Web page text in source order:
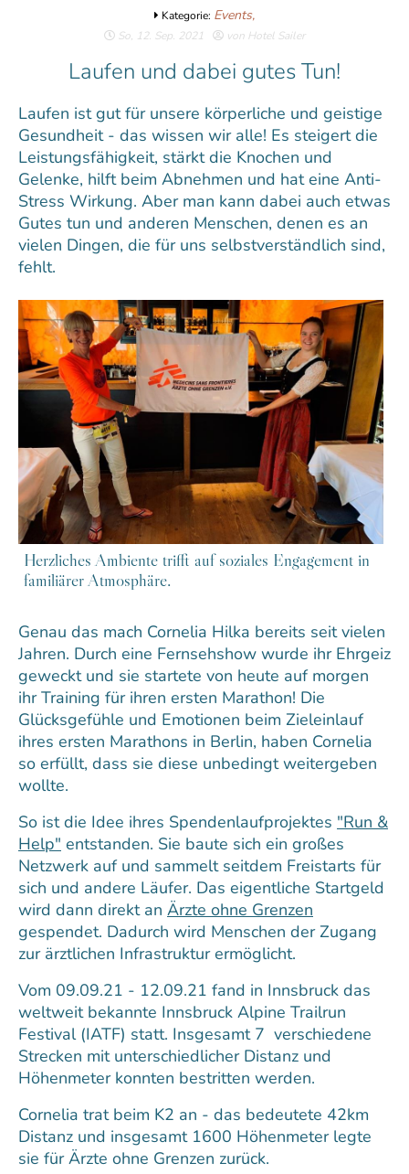
Kategorie: Events,
So, 12. Sep. 2021 von Hotel Sailer
Laufen und dabei gutes Tun!
Laufen ist gut für unsere körperliche und geistige
Gesundheit - das wissen wir alle! Es steigert die
Leistungsfähigkeit, stärkt die Knochen und
Gelenke, hilft beim Abnehmen und hat eine Anti-
Stress Wirkung. Aber man kann dabei auch etwas
Gutes tun und anderen Menschen, denen es an
vielen Dingen, die für uns selbstverständlich sind,
fehlt.
Herzliches Ambiente trifft auf soziales Engagement in
familiärer Atmosphäre.
Genau das mach Cornelia Hilka bereits seit vielen
Jahren. Durch eine Fernsehshow wurde ihr Ehrgeiz
geweckt und sie startete von heute auf morgen
ihr Training für ihren ersten Marathon! Die
Glücksgefühle und Emotionen beim Zieleinlauf
ihres ersten Marathons in Berlin, haben Cornelia
so erfüllt, dass sie diese unbedingt weitergeben
wollte.
So ist die Idee ihres Spendenlaufprojektes "Run &
Help" entstanden. Sie baute sich ein großes
Netzwerk auf und sammelt seitdem Freistarts für
sich und andere Läufer. Das eigentliche Startgeld
wird dann direkt an Ärzte ohne Grenzen
gespendet. Dadurch wird Menschen der Zugang
zur ärztlichen Infrastruktur ermöglicht.
Vom 09.09.21 - 12.09.21 fand in Innsbruck das
weltweit bekannte Innsbruck Alpine Trailrun
Festival (IATF) statt. Insgesamt 7 verschiedene
Strecken mit unterschiedlicher Distanz und
Höhenmeter konnten bestritten werden.
Cornelia trat beim K2 an - das bedeutete 42km
Distanz und insgesamt 1600 Höhenmeter legte
sie für Ärzte ohne Grenzen zurück.